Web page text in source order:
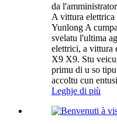
da
A vittura
Yunlong A
svelatu l'ultima
elettrici, a vittura
X9 X9. Stu
primu di u so
accoltu cun
Leghje di più